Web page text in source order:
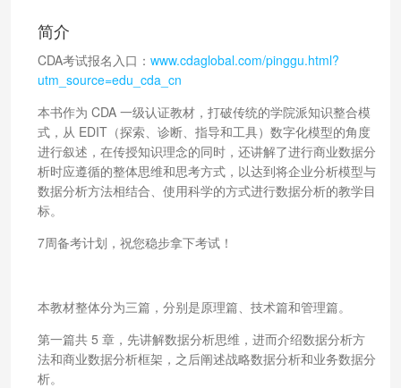
简介
CDA考试报名入口： www.cdaglobal.com/pinggu.html?
utm_source=edu_cda_cn
本书作为 CDA 一级认证教材，打破传统的学院派知识整合模
式，从 EDIT（探索、诊断、指导和工具）数字化模型的角度
进行叙述，在传授知识理念的同时，还讲解了进行商业数据分
析时应遵循的整体思维和思考方式，以达到将企业分析模型与
数据分析方法相结合、使用科学的方式进行数据分析的教学目
标。
7周备考计划，祝您稳步拿下考试！
本教材整体分为三篇，分别是原理篇、技术篇和管理篇。
第一篇共 5 章，先讲解数据分析思维，进而介绍数据分析方
法和商业数据分析框架，之后阐述战略数据分析和业务数据分
析。